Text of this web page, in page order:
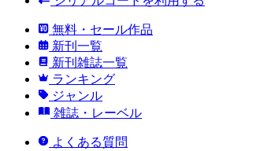
無料・セール作品
新刊一覧
新刊雑誌一覧
ランキング
ジャンル
雑誌・レーベル
よくある質問